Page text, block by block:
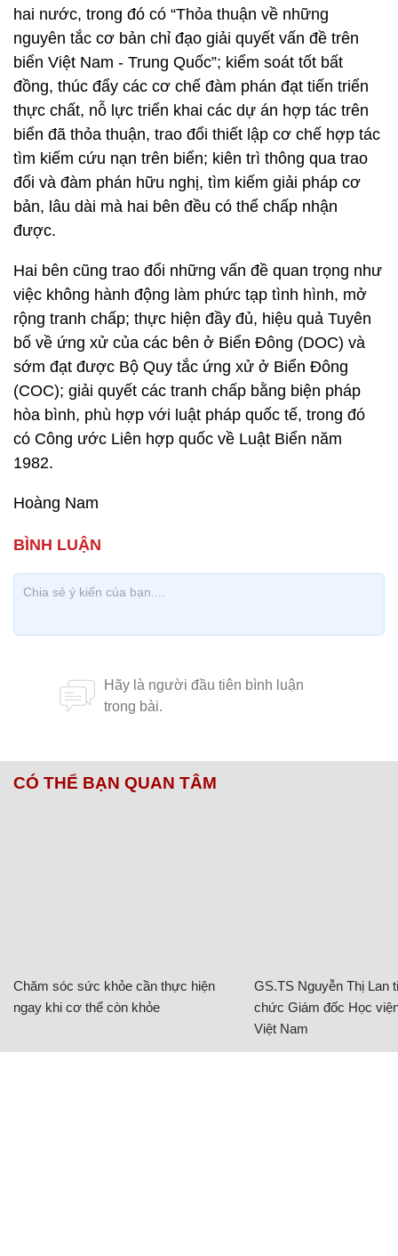
hai nước, trong đó có “Thỏa thuận về những
nguyên tắc cơ bản chỉ đạo giải quyết vấn đề trên
biển Việt Nam - Trung Quốc”; kiểm soát tốt bất
đồng, thúc đẩy các cơ chế đàm phán đạt tiến triển
thực chất, nỗ lực triển khai các dự án hợp tác trên
biển đã thỏa thuận, trao đổi thiết lập cơ chế hợp tác
tìm kiếm cứu nạn trên biển; kiên trì thông qua trao
đổi và đàm phán hữu nghị, tìm kiếm giải pháp cơ
bản, lâu dài mà hai bên đều có thể chấp nhận
được.
Hai bên cũng trao đổi những vấn đề quan trọng như
việc không hành động làm phức tạp tình hình, mở
rộng tranh chấp; thực hiện đầy đủ, hiệu quả Tuyên
bố về ứng xử của các bên ở Biển Đông (DOC) và
sớm đạt được Bộ Quy tắc ứng xử ở Biển Đông
(COC); giải quyết các tranh chấp bằng biện pháp
hòa bình, phù hợp với luật pháp quốc tế, trong đó
có Công ước Liên hợp quốc về Luật Biển năm
1982.
Hoàng Nam
CÓ THỂ BẠN QUAN TÂM
Chăm sóc sức khỏe cần thực hiện
ngay khi cơ thể còn khỏe
GS.TS Nguyễn Thị Lan
chức Giám đốc Học
Việt Nam